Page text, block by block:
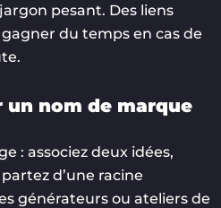
pesant. Des liens
du temps en cas de
nom de marque
: associez deux idées,
d’une racine
générateurs ou ateliers de